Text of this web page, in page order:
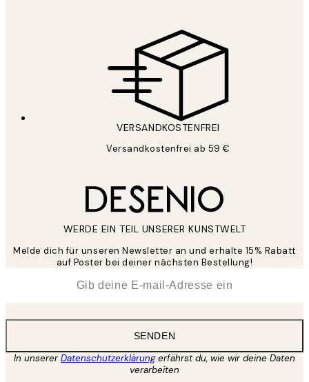
VERSANDKOSTENFREI
Versandkostenfrei ab 59 €
WERDE EIN TEIL UNSERER KUNSTWELT
Melde dich für unseren Newsletter an und erhalte 15% Rabatt
auf Poster bei deiner nächsten Bestellung!
SENDEN
In unsererDatenschutzerklärungerfährst du, wie wir deine Daten
verarbeiten